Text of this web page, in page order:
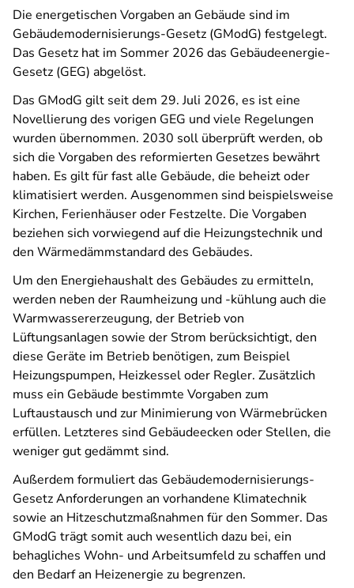
Die energetischen Vorgaben an Gebäude sind im
Gebäudemodernisierungs-Gesetz (GModG) festgelegt.
Das Gesetz hat im Sommer 2026 das Gebäudeenergie-
Gesetz (GEG) abgelöst.
Das GModG gilt seit dem 29. Juli 2026, es ist eine
Novellierung des vorigen GEG und viele Regelungen
wurden übernommen. 2030 soll überprüft werden, ob
sich die Vorgaben des reformierten Gesetzes bewährt
haben. Es gilt für fast alle Gebäude, die beheizt oder
klimatisiert werden. Ausgenommen sind beispielsweise
Kirchen, Ferienhäuseroder Festzelte. Die Vorgaben
beziehen sich vorwiegend auf die Heizungstechnik und
den Wärmedämmstandard des Gebäudes.
Um den Energiehaushalt des Gebäudes zu ermitteln,
werden neben der Raumheizung und -kühlung auch die
Warmwassererzeugung, der Betrieb von
Lüftungsanlagen sowie der Strom berücksichtigt, den
diese Geräte im Betrieb benötigen, zum Beispiel
Heizungspumpen, Heizkessel oder Regler. Zusätzlich
muss ein Gebäude bestimmte Vorgaben zum
Luftaustausch und zur Minimierung von Wärmebrücken
erfüllen. Letzteres sind Gebäudeecken oder Stellen, die
weniger gut gedämmt sind.
Außerdem formuliert das Gebäudemodernisierungs-
Gesetz Anforderungen an vorhandene Klimatechnik
sowie an Hitzeschutzmaßnahmen für den Sommer. Das
GModG trägt somit auch wesentlich dazu bei, ein
behagliches Wohn- und Arbeitsumfeld zu schaffen und
den Bedarf an Heizenergie zu begrenzen.